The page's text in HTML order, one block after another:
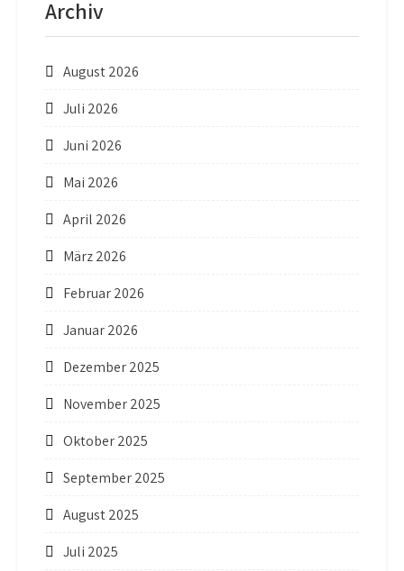
Archiv
August 2026
Juli 2026
Juni 2026
Mai 2026
April 2026
März 2026
Februar 2026
Januar 2026
Dezember 2025
November 2025
Oktober 2025
September 2025
August 2025
Juli 2025